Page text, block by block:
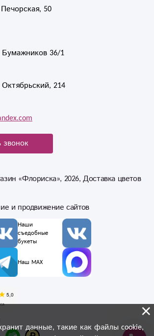
данные, такие как файлы cookie,
×
50
36/1
214
звонок
«Флориска», 2026, Доставка цветов
и продвижение сайтов
Наши
съедобные
букеты
Наш MAX